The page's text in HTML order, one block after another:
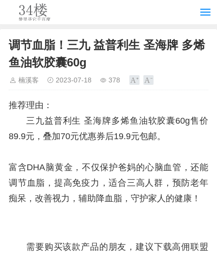
调节血脂！三九 益普利生 圣海牌 多烯
鱼油软胶囊60g
楠溪客 2023-07-18 378
推荐理由：
三九益普利生 圣海牌多烯鱼油软胶囊60g售价
89.9元，叠加70元优惠券后19.9元包邮。
富含DHA脑黄金，不仅保护爸妈的心脑血管，还能
调节血脂，提高免疫力，适合三高人群，预防老年
痴呆，改善视力，辅助降血脂，守护家人的健康！
需要购买该款产品的朋友，建议下载高佣联盟